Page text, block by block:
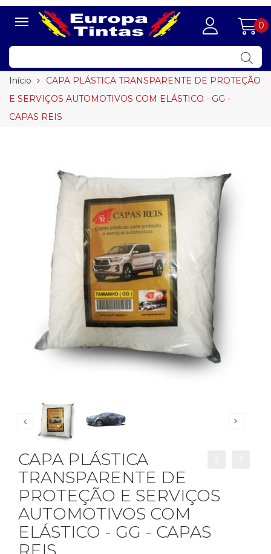
0
Início
CAPA PLÁSTICA TRANSPARENTE DE PROTEÇÃO
E SERVIÇOS AUTOMOTIVOS COM ELÁSTICO - GG -
CAPAS REIS
CAPA PLÁSTICA
TRANSPARENTE DE
PROTEÇÃO E SERVIÇOS
AUTOMOTIVOS COM
ELÁSTICO - GG - CAPAS